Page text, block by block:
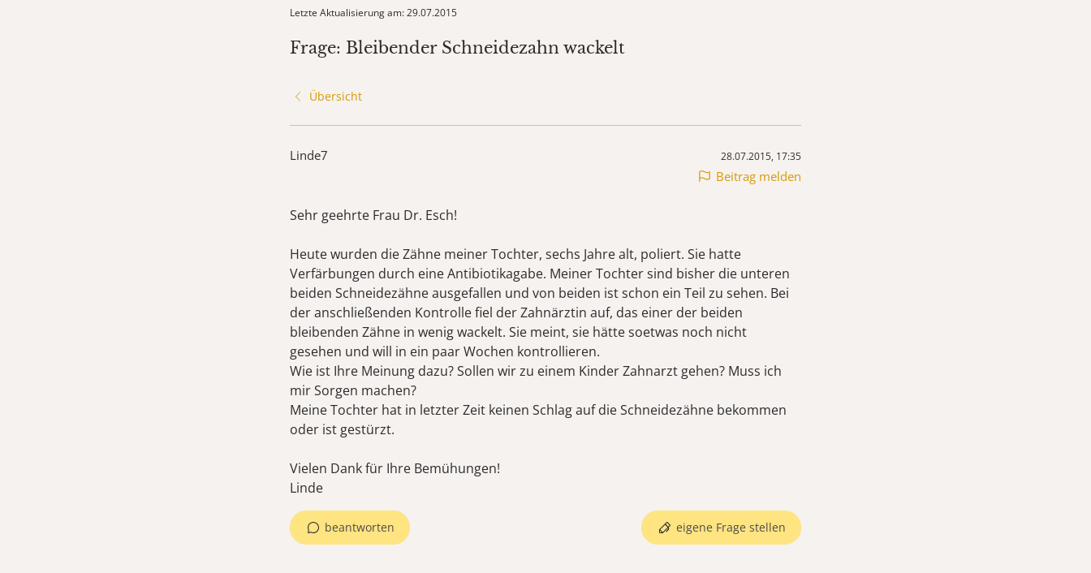
Letzte Aktualisierung am: 29.07.2015
Frage: Bleibender Schneidezahn wackelt
Übersicht
Linde7 28.07.2015, 17:35
Beitrag melden
Sehr geehrte Frau Dr. Esch!
Heute wurden die Zähne meiner Tochter, sechs Jahre alt, poliert. Sie hatte
Verfärbungen durch eine Antibiotikagabe. Meiner Tochter sind bisher die unteren
beiden Schneidezähne ausgefallen und von beiden ist schon ein Teil zu sehen. Bei
der anschließenden Kontrolle fiel der Zahnärztin auf, das einer der beiden
bleibenden Zähne in wenig wackelt. Sie meint, sie hätte soetwas noch nicht
gesehen und will in ein paar Wochen kontrollieren.
Wie ist Ihre Meinung dazu? Sollen wir zu einem Kinder Zahnarzt gehen? Muss ich
mir Sorgen machen?
Meine Tochter hat in letzter Zeit keinen Schlag auf die Schneidezähne bekommen
oder ist gestürzt.
Vielen Dank für Ihre Bemühungen!
Linde
beantworten eigene Frage stellen